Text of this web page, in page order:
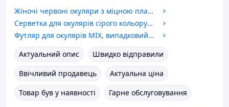
Жіночі червоні окуляри з міцною пластиковою оправою для читання плюс і мінус. Код 2313 червоний +2.75
Серветка для окулярів сірого кольору компактний та корисний аксесуар для кожного, хто носить окуляри.
Футляр для окулярів MIX, випадковий колір.
Актуальний опис
Швидко відправили
Ввічливий продавець
Актуальна ціна
Товар був у наявності
Гарне обслуговування